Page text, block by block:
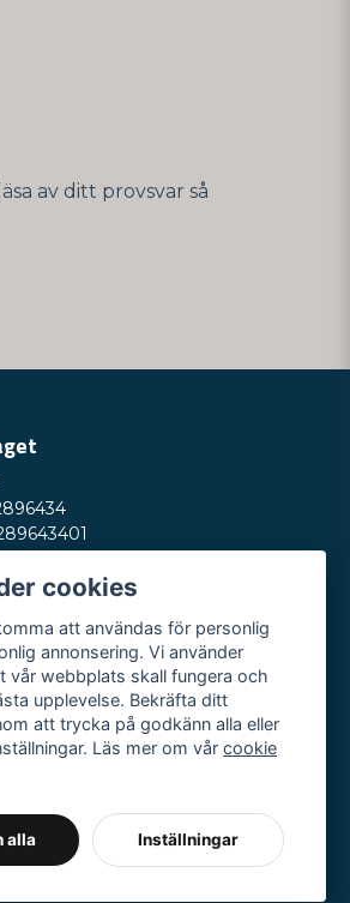
av ditt provsvar så
cookies
att användas för personlig
annonsering. Vi använder
vår webbplats skall fungera och
upplevelse. Bekräfta ditt
att trycka på godkänn alla eller
Läs mer om vårcookie
alla Inställningar